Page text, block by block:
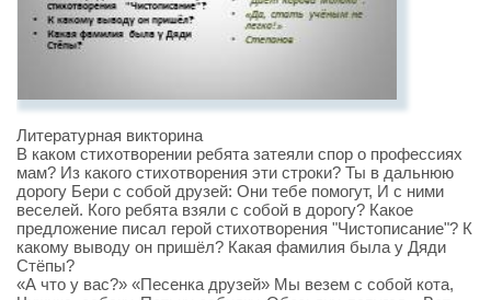
Литературная викторина
В каком стихотворении ребята затеяли спор о профессиях
мам? Из какого стихотворения эти строки? Ты в дальнюю
дорогу Бери с собой друзей: Они тебе помогут, И с ними
веселей. Кого ребята взяли с собой в дорогу? Какое
предложение писал герой стихотворения "Чистописание"? К
какому выводу он пришёл? Какая фамилия была у Дяди
Стёпы?
«А что у вас?» «Песенка друзей» Мы везем с собой кота,